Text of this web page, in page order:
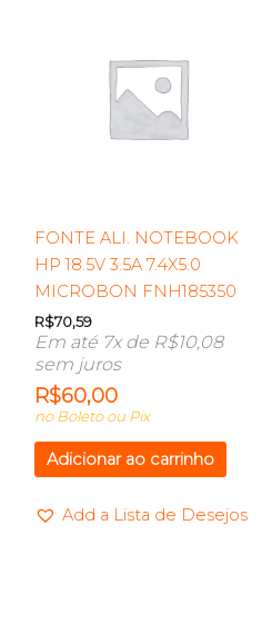
FONTE ALI. NOTEBOOK
HP 18.5V 3.5A 7.4X5.0
MICROBON FNH185350
R$70,59
Em até 7x de R$10,08
sem juros
R$60,00
no Boleto ou Pix
Adicionar ao carrinho
Add a Lista de Desejos